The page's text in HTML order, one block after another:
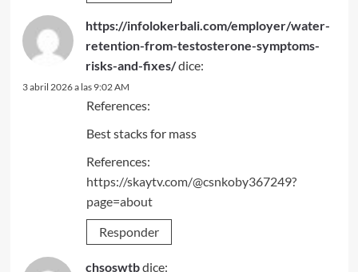
https://infolokerbali.com/employer/water-
retention-from-testosterone-symptoms-
risks-and-fixes/dice:
3 abril 2026 a las 9:02 AM
References:
Best stacks for mass
References:
https://skaytv.com/@csnkoby367249?
page=about
Responder
chsoswtbdice: